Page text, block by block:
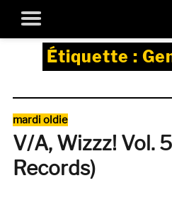
Étiquette :
Catégories
mardi oldie
V/A, Wizzz! Vol.
Records)